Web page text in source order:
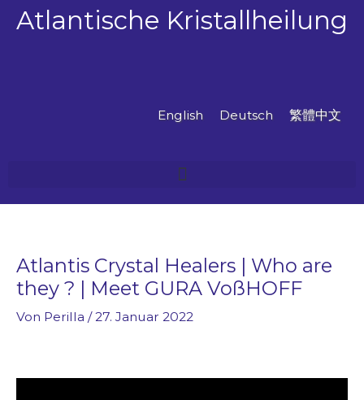
Zum
InhaltAtlantische Kristallheilung
English Deutsch 繁體中文
Atlantis Crystal Healers | Who are
they ? | Meet GURA VoßHOFF
Von Perilla /27. Januar 2022